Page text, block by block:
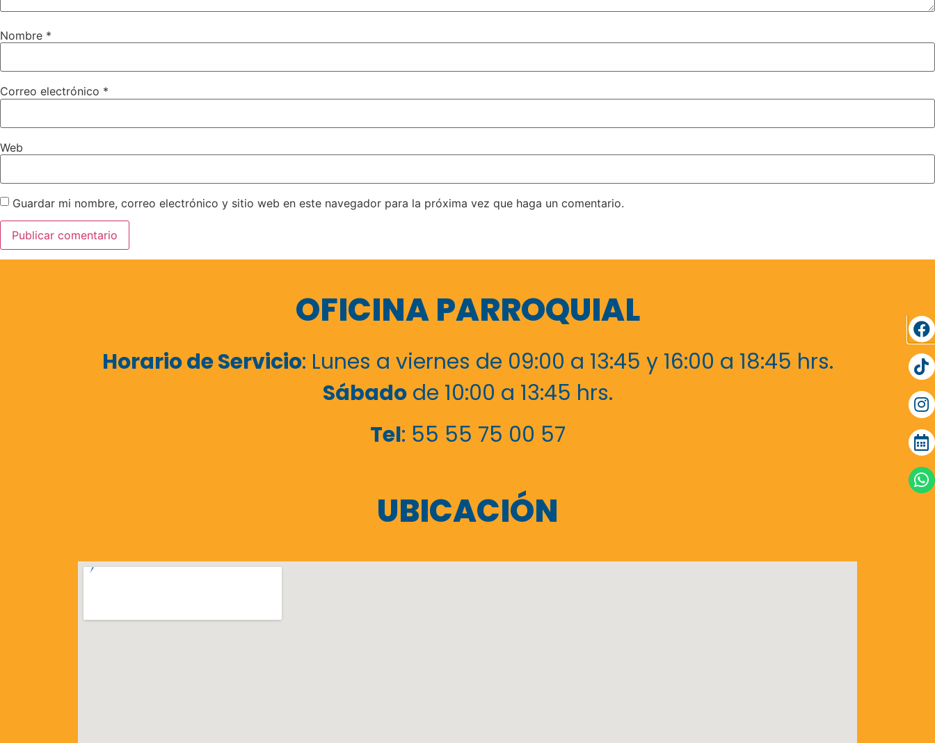
Nombre *
Correo electrónico *
Web
Guardar mi nombre, correo electrónico y sitio web en este navegador para la próxima vez que haga un comentario.
OFICINA PARROQUIAL
Horario de Servicio: Lunes a viernes de 09:00 a 13:45 y 16:00 a 18:45 hrs.
Sábadode 10:00 a 13:45 hrs.
Tel: 55 55 75 00 57
UBICACIÓN